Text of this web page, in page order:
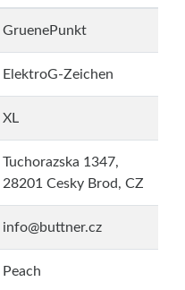
GruenePunkt
ElektroG-Zeichen
XL
Tuchorazska 1347,
28201 Cesky Brod, CZ
info@buttner.cz
Peach